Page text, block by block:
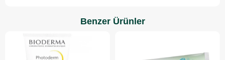
Benzer Ürünler